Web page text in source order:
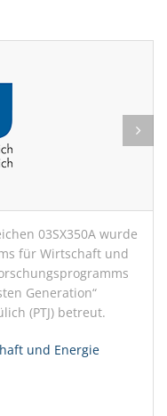
03SX350A wurde
für Wirtschaft und
Generation“
(PTJ) betreut.
und Energie